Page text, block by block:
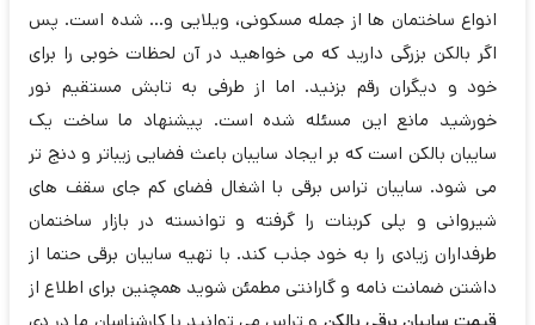
انواع ساختمان ها از جمله مسکونی، ویلایی و… شده است. پس
اگر بالکن بزرگی دارید که می خواهید در آن لحظات خوبی را برای
خود و دیگران رقم بزنید. اما از طرفی به تابش مستقیم نور
خورشید مانع این مسئله شده است. پیشنهاد ما ساخت یک
سایبان بالکن است که بر ایجاد سایبان باعث فضایی زیباتر و دنج تر
می شود. سایبان تراس برقی با اشغال فضای کم جای سقف های
شیروانی و پلی کربنات را گرفته و توانسته در بازار ساختمان
طرفداران زیادی را به خود جذب کند. با تهیه سایبان برقی حتما از
داشتن ضمانت نامه و گارانتی مطمئن شوید همچنین برای اطلاع از